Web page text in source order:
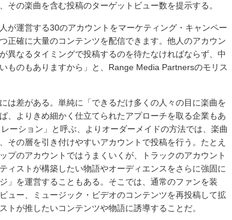
その楽曲を含む投稿のターゲットビュー数を提示する。
が運営する30のアカウントをマーケティング・キャンペー
正確に大量のコンテンツを配信できます。他人のアカウン
異なるタイミングで投稿するのを待たなければならず、中
ものもありますから」と、Range Media Partnersのモリス
は差がある。単純に「できるだけ多くの人々の目に楽曲を
、よりきめ細かく仕立てられたアプローチを取る企業もあ
ーション」と呼ぶ、よりオーダーメイドの方法では、楽曲
その層を引き付けやすいアカウントで投稿を行う。たとえ
プのアカウントではうまくいくが、トラックのアカウント
ィストが構築したい物語やオーディエンスをさらに強固に
」を運営することもある。そこでは、通常のファンを装
ュー、ミュージック・ビデオのコンテンツを再投稿して拡
トが推したいコンテンツや物語に誘導することだ。